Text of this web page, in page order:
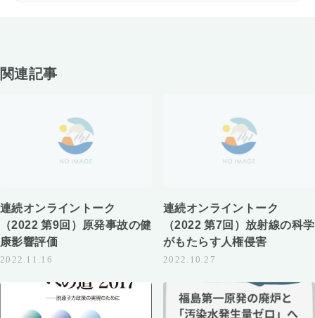
関連記事
連続オンライントーク
（2022 第9回）原発事故の健
康影響評価
2022.11.16
連続オンライントーク
（2022 第7回）放射線の科学
がもたらす人権侵害
2022.10.27